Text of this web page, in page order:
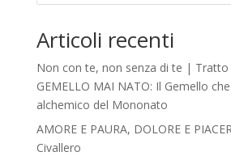
Articoli recenti
Non con te, non senza di te | Tratto
GEMELLO MAI NATO: Il Gemello
alchemico del Mononato
AMORE E PAURA, DOLORE E
Civallero